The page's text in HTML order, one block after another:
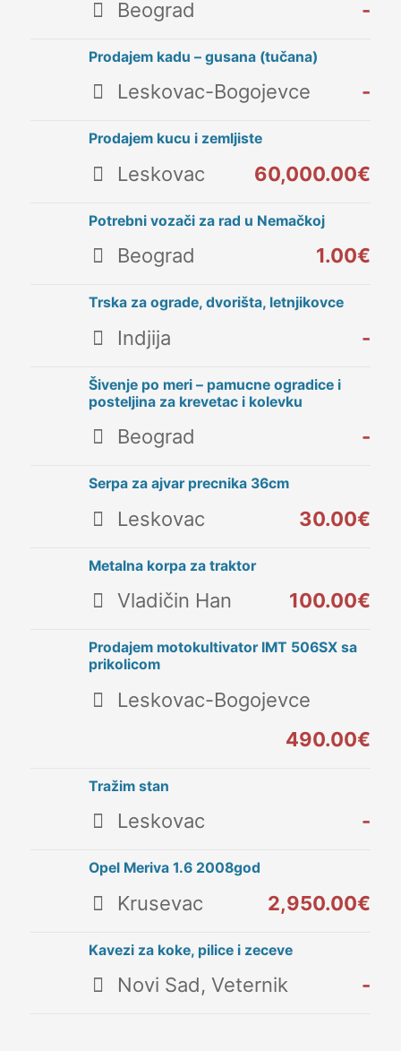
Beograd -
Prodajem kadu – gusana (tučana)
Leskovac-Bogojevce -
Prodajem kucu i zemljiste
Leskovac 60,000.00€
Potrebni vozači za rad u Nemačkoj
Beograd 1.00€
Trska za ograde, dvorišta, letnjikovce
Indjija -
Šivenje po meri – pamucne ogradice i
posteljina za krevetac i kolevku
Beograd -
Serpa za ajvar precnika 36cm
Leskovac 30.00€
Metalna korpa za traktor
Vladičin Han 100.00€
Prodajem motokultivator IMT 506SX sa
prikolicom
Leskovac-Bogojevce
490.00€
Tražim stan
Leskovac -
Opel Meriva 1.6 2008god
Krusevac 2,950.00€
Kavezi za koke, pilice i zeceve
Novi Sad, Veternik -